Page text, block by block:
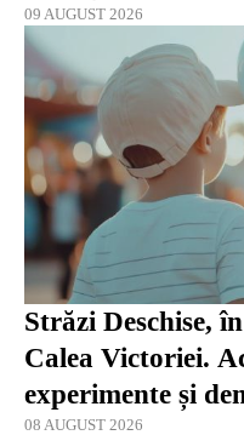
09 AUGUST 2026
Străzi Deschise,
Calea Victoriei.
experimente și
08 AUGUST 2026